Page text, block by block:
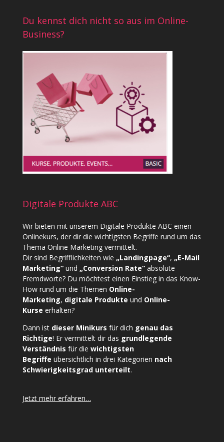
Du kennst dich nicht so aus im Online-
Business?
Digitale Produkte ABC
Wir bieten mit unserem Digitale Produkte ABC einen
Onlinekurs, der dir die wichtigsten Begriffe rund um das
Thema Online Marketing vermittelt.
Dir sind Begrifflichkeiten wie „Landingpage“, „E-Mail
Marketing“und „Conversion Rate“absolute
Fremdworte? Du möchtest einen Einstieg in das Know-
How rund um die Themen Online-
Marketing, digitale Produkte und Online-
Kurse erhalten?
Dann ist dieser Minikurs für dich genau das
Richtige! Er vermittelt dir das grundlegende
Verständnis für die wichtigsten
Begriffe übersichtlich in drei Kategorien nach
Schwierigkeitsgrad unterteilt.
Jetzt mehr erfahren…